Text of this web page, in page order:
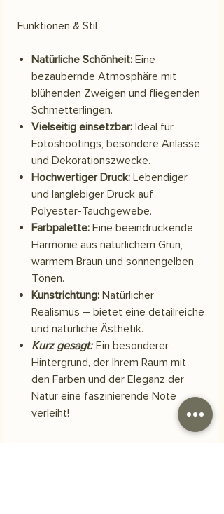
Funktionen & Stil
Natürliche Schönheit: Eine
bezaubernde Atmosphäre mit
blühenden Zweigen und fliegenden
Schmetterlingen.
Vielseitig einsetzbar: Ideal für
Fotoshootings, besondere Anlässe
und Dekorationszwecke.
Hochwertiger Druck: Lebendiger
und langlebiger Druck auf
Polyester-Tauchgewebe.
Farbpalette: Eine beeindruckende
Harmonie aus natürlichem Grün,
warmem Braun und sonnengelben
Tönen.
Kunstrichtung: Natürlicher
Realismus – bietet eine detailreiche
und natürliche Ästhetik.
Kurz gesagt: Ein besonderer
Hintergrund, der Ihrem Raum mit
den Farben und der Eleganz der
Natur eine faszinierende Note
verleiht!